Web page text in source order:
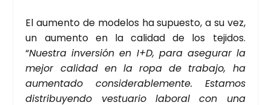
El aumen­to de mode­los ha supues­to, a su vez,
un aumen­to en la cali­dad de los teji­dos.
“Nues­tra inver­sión en I+D, para ase­gu­rar la
mejor cali­dad en la ropa de tra­ba­jo, ha
aumen­ta­do con­si­de­ra­ble­men­te. Esta­mos
dis­tri­bu­yen­do ves­tua­rio labo­ral con una